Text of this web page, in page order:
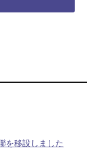
を移設しました